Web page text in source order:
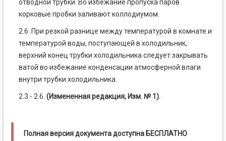
отводной трубки. Во избежание пропуска паров
корковые пробки заливают коллодиумом.
2.6. При резкой разнице между температурой в комнате и
температурой воды, поступающей в холодильник,
верхний конец трубки холодильника следует закрывать
ватой во избежание конденсации атмосферной влаги
внутри трубки холодильника.
2.3 - 2.6. (Измененная редакция, Изм. № 1).
Полная версия документа доступна БЕСПЛАТНО